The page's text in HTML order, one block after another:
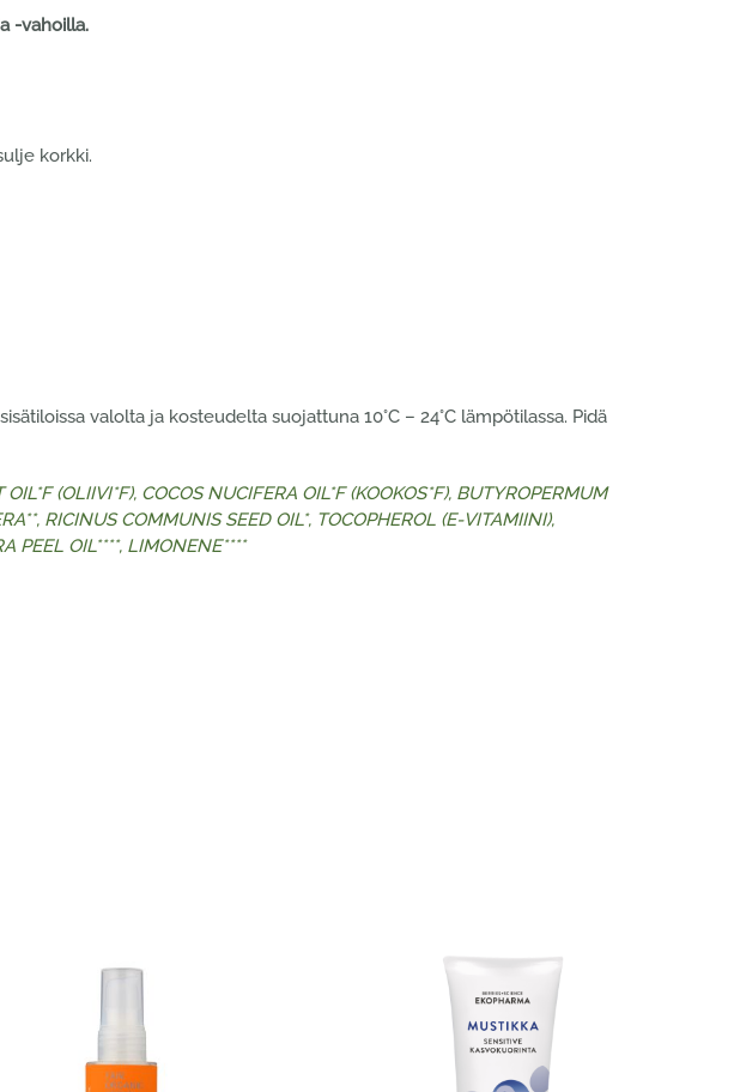
-vahoilla.
korkki.
valolta ja kosteudelta suojattuna 10°C – 24°C lämpötilassa. Pidä
(OLIIVI*F), COCOS NUCIFERA OIL*F (KOOKOS*F), BUTYROPERMUM
RICINUS COMMUNIS SEED OIL*, TOCOPHEROL (E-VITAMIINI),
PEEL OIL****, LIMONENE****